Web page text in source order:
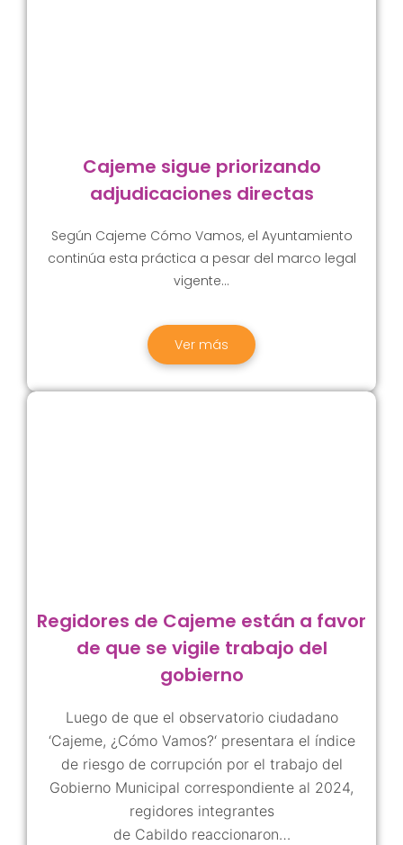
Cajeme sigue priorizando
adjudicaciones directas
Según Cajeme Cómo Vamos, el Ayuntamiento
continúa esta práctica a pesar del marco legal
vigente…
Ver más
Regidores de Cajeme están a favor
de que se vigile trabajo del
gobierno
Luego de que el observatorio ciudadano
‘Cajeme, ¿Cómo Vamos?‘ presentara el índice
de riesgo de corrupción por el trabajo del
Gobierno Municipal correspondiente al 2024,
regidores integrantes
de Cabildoreaccionaron…